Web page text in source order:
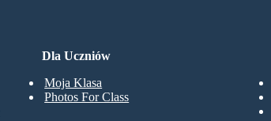
Dla Uczniów
Moja Klasa
Photos For Class